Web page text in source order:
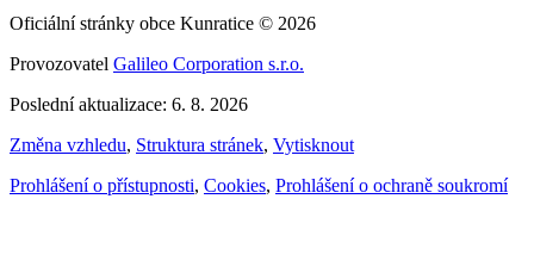
Oficiální stránky obce Kunratice © 2026
Provozovatel Galileo Corporation s.r.o.
Poslední aktualizace: 6. 8. 2026
Změna vzhledu, Struktura stránek, Vytisknout
Prohlášení o přístupnosti, Cookies, Prohlášení o ochraně soukromí